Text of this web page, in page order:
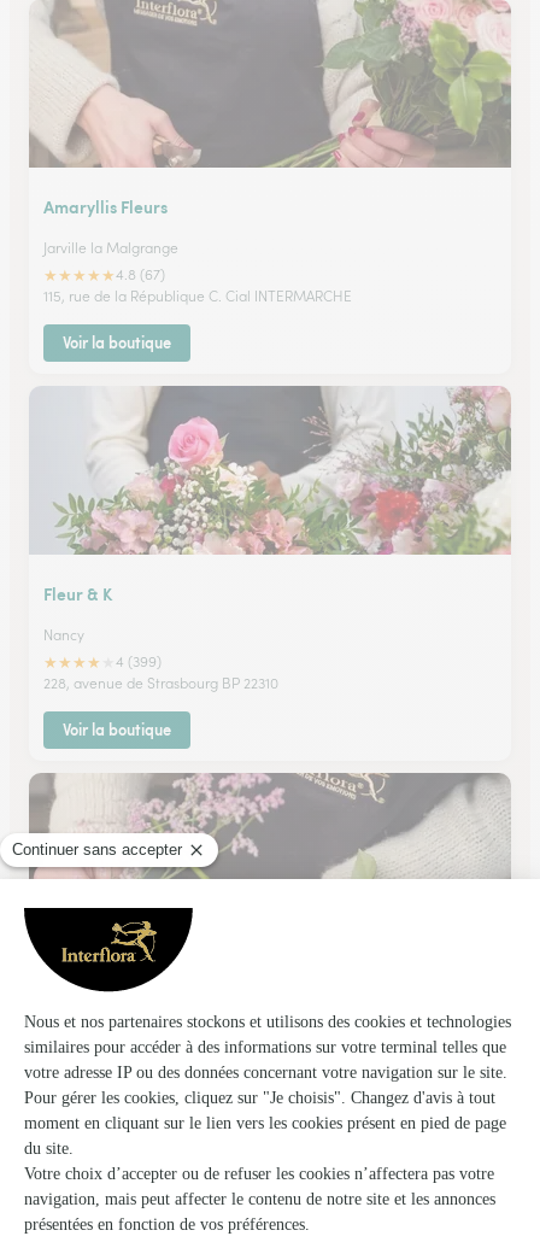
Amaryllis Fleurs
Jarville la Malgrange
★★★★★4.8 (67)
115, rue de la République C. Cial INTERMARCHE
Voir la boutique
Fleur & K
Nancy
★★★★
4 (399)
228, avenue de Strasbourg BP 22310
Voir la boutique
Yanna Fleurs
Nancy
★★★★★4.9 (29)
14 place des Vosges
Voir la boutique